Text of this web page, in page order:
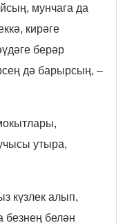
мунчага да
кирәге
берәр
дә барырсың, –
утыра,
күзлек алып,
белән